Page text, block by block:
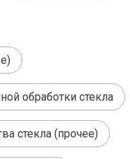
обработки стекла
стекла (прочее)